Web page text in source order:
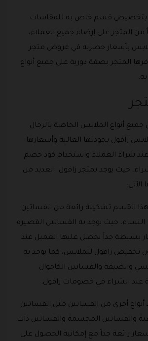
بتخصيص قسم خاص به للمقاسات
المتجر على إرضاء جميع العملاء،
بأسعار حصرية في عروض متجر
التي يوفرها المتجر بصفة دورية على جميع أنواع
أنواع الملابس الخاصة بالرجال
زافول بجودتها العالية وأسعارها
عند شراء العملاء واستخدام كود خصم
في الشراء، حيث يوجد بمتجر زافول العديد من
الآتي:
القسم تشكيلة رائعة من الفساتين
النساء، حيث يوجد به الفساتين القصيرة
بسيطة جداً يحصل عليها العميل عند
تخفيض زافول للملابس، كما يوجد به
والضيقة والفساتين الكاجوال
عند الشراء في خصومات زافول.
أنواع أخرى من الفساتين مثل الفساتين
والفساتين المجسمة والفساتين ذات
رائعة جداً مع إمكانية الحصول على